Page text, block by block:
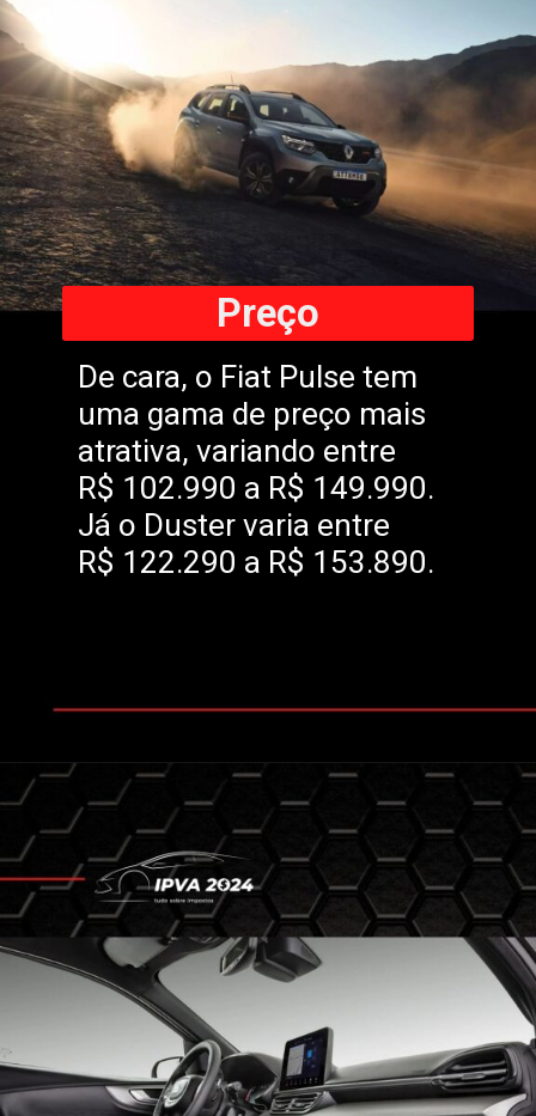
De cara, o Fiat Pulse tem
uma gama de preço mais
atrativa, variando entre
R$ 102.990 a R$ 149.990.
Já o Duster varia entre
R$ 122.290 a R$ 153.890.
Preço